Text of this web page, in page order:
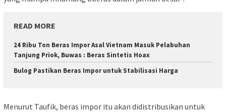
READ MORE
24 Ribu Ton Beras Impor Asal Vietnam Masuk Pelabuhan
Tanjung Priok, Buwas : Beras Sintetis Hoax
Bulog Pastikan Beras Impor untuk Stabilisasi Harga
Menurut Taufik, beras impor itu akan didistribusikan untuk